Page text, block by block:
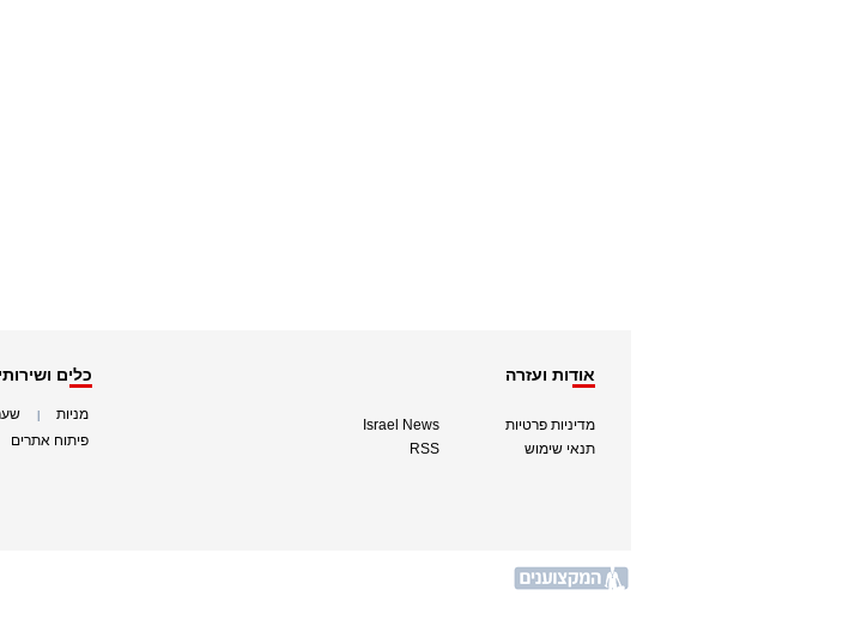
אודות ועזרה
מדיניות פרטיות
תנאי שימוש
Israel News
RSS
כלים
מניות
פיתוח אתרים